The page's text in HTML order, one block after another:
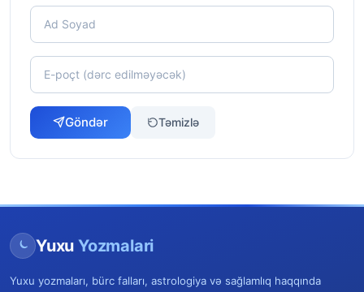
Göndər Təmizlə
Yuxu Yozmalari
Yuxu yozmaları, bürc falları, astrologiya və sağlamlıq haqqında